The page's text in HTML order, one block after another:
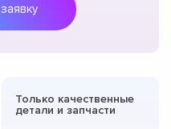
Оставить заявку
Только качественные
детали и запчасти